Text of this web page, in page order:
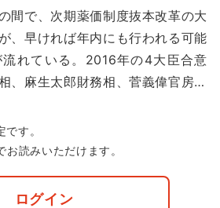
間で、次期薬価制度抜本改革の大
、早ければ年内にも行われる可能
れている。2016年の4大臣合意
、麻生太郎財務相、菅義偉官房…
す。
読みいただけます。
ログイン